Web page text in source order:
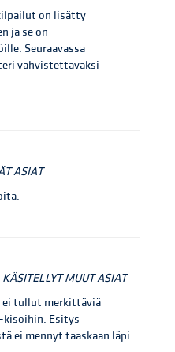
on lisätty
ja se on
Seuraavassa
vahvistettavaksi
ASIAT
MUUT ASIAT
ei tullut merkittäviä
kisoihin. Esitys
ei mennyt taaskaan läpi.